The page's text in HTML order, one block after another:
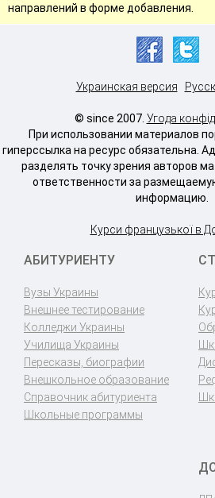
направлений в форме добавления.
Украинская версия
© since 2007. Угода
При использовании материалов
гиперссылка на ресурс обязательна.
разделять точку зрения авторов
ответственности за
информацию.
Курси французької в
АБИТУРИЕНТУ
Вузы Украины
Внешнее тестирование
Колледжи Украины
Училища Украины
Пересказы, биографии
Внешкольное образование
Справочник абитуриента
Школьные программы